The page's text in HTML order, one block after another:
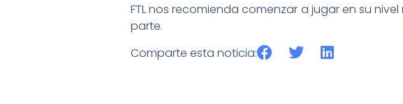
FTL nos recomienda comenzar a jugar en su
parte.
Comparte esta noticia: